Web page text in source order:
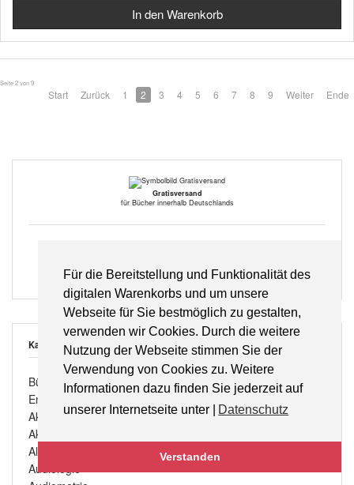
Für die Bereitstellung und Funktionalität des
digitalen Warenkorbs und um unsere
Webseite für Sie bestmöglich zu gestalten,
verwenden wir Cookies. Durch die weitere
Nutzung der Webseite stimmen Sie der
Verwendung von Cookies zu. Weitere
Informationen dazu finden Sie jederzeit auf
unserer Internetseite unter |
Datenschutz
Verstanden
Seite 2 von 9
Start Zurück 1 2 3 4 5 6 7 8 9 Weiter Ende
Gratisversand
für Bücher innerhalb Deutschlands
Wir bieten Ihnen die bequeme Lieferung auf Rechnung (Neukunden bis zu einem
Bestellwert von 150,- €)
Kategorien
Bücher aus dem Median-Verlag
English books
Akademie für Hörgeräte-Akustik
Akustik
Allgemein
Audiologie